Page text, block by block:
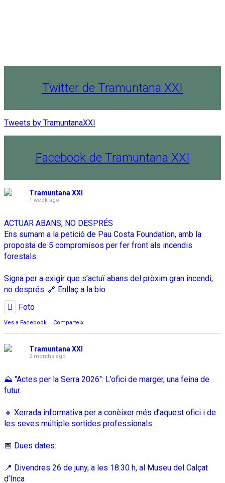
Twitter de Tramuntana XXI
Tweets by TramuntanaXXI
Facebook de Tramuntana XXI
Tramuntana XXI
1 week ago
ACTUAR ABANS, NO DESPRÉS
Ens sumam a la petició de Pau Costa Foundation, amb la
proposta de 5 compromisos per fer front als incendis
forestals.
Signa per a exigir que s’actuï abans del pròxim gran incendi,
no després. 🔗 Enllaç a la bio
Foto
Ves a Facebook · Comparteix
Tramuntana XXI
2 months ago
⛰️ "Actes per la Serra 2026": L’ofici de marger, una feina de
futur.
🔸 Xerrada informativa per a conèixer més d’aquest ofici i de
les seves múltiple sortides professionals.
📅 Dues dates:
📍 Divendres 26 de juny, a les 18:30 h, al Museu del Calçat
d’Inca